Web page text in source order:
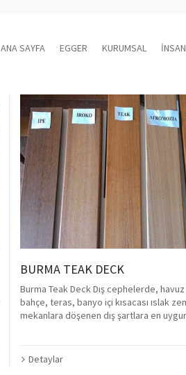
ANA SAYFA EGGER KURUMSAL
BURMA TEAK DECK
Burma Teak Deck Dış cephelerde, havuz
bahçe, teras, banyo içi kısacası ıslak
mekanlara döşenen dış şartlara en
Detaylar